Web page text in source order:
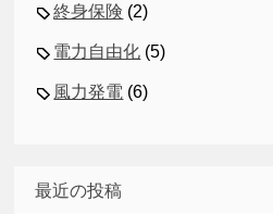
終身保険 (2)
電力自由化 (5)
風力発電 (6)
最近の投稿